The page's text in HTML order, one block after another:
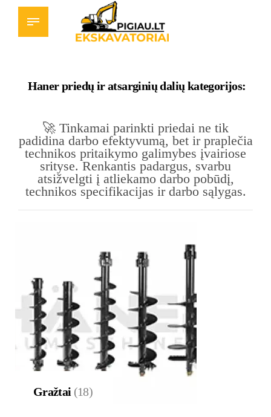
Haner priedų ir atsarginių dalių kategorijos:
🚀 Tinkamai parinkti priedai ne tik
padidina darbo efektyvumą, bet ir praplečia
technikos pritaikymo galimybes įvairiose
srityse.Renkantis padargus, svarbu
atsižvelgti į atliekamo darbo pobūdį,
technikos specifikacijas ir darbo sąlygas.​
Gražtai (18)